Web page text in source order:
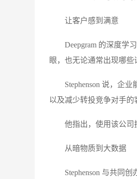
让客户感到满意
Deepgram 的深度学
眼，也无论通常出现哪
Stephenson 说，企
以及减少转投竞争对手的
他指出，使用该公司
从暗物质到大数据
Stephenson 与共同